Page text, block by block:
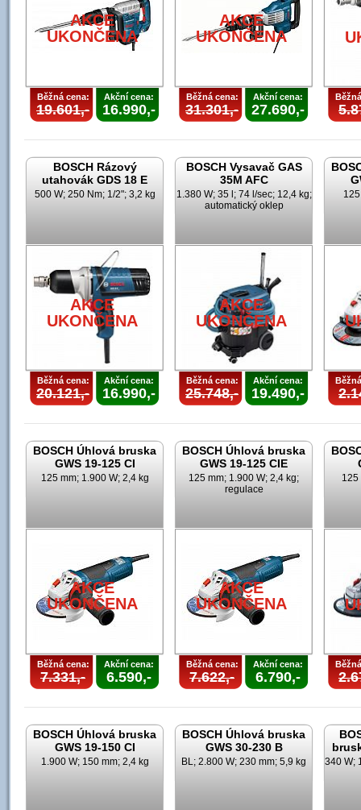
AKCE
UKONČENA
Běžná cena:
19.601,-
Akční cena:
16.990,-
AKCE
UKONČENA
Běžná cena:
31.301,-
Akční cena:
27.690,-
BOSCH Rázový
utahovák GDS 18 E
500 W; 250 Nm; 1/2"; 3,2 kg
AKCE
UKONČENA
Běžná cena:
20.121,-
Akční cena:
16.990,-
BOSCH Vysavač GAS
35M AFC
1.380 W; 35 l; 74 l/sec; 12,4 kg;
automatický oklep
AKCE
UKONČENA
Běžná cena:
25.748,-
Akční cena:
19.490,-
BOSCH Úhlová bruska
GWS 19-125 CI
125 mm; 1.900 W; 2,4 kg
AKCE
UKONČENA
Běžná cena:
7.331,-
Akční cena:
6.590,-
BOSCH Úhlová bruska
GWS 19-125 CIE
125 mm; 1.900 W; 2,4 kg;
regulace
AKCE
UKONČENA
Běžná cena:
7.622,-
Akční cena:
6.790,-
125
BOSCH Úhlová bruska
GWS 19-150 CI
1.900 W; 150 mm; 2,4 kg
BOSCH Úhlová bruska
GWS 30-230 B
BL; 2.800 W; 230 mm; 5,9 kg 340 W;